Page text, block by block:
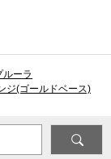
ルーラ
ジ(ゴールドベース)